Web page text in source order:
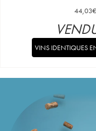
44,03€
VINS IDENTIQUES